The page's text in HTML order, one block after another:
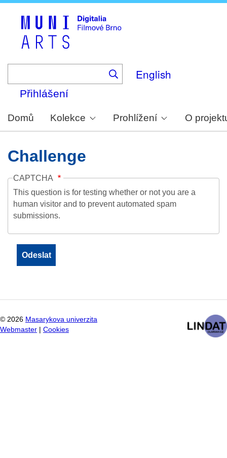
English
Přihlášení
Domů Kolekce Prohlížení O
Challenge
CAPTCHA
This question is for testing whether or not you are a
human visitor and to prevent automated spam
submissions.
© 2026 Masarykova univerzita
Webmaster
Cookies